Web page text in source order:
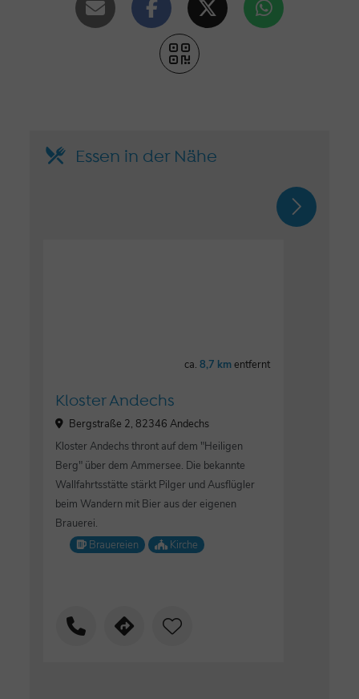
Essen in der Nähe
ca.8,7 kmentfernt
Kloster Andechs
Bergstraße 2, 82346 Andechs
Kloster Andechs thront auf dem "Heiligen
Berg" über dem Ammersee. Die bekannte
Wallfahrtsstätte stärkt Pilger und Ausflügler
beim Wandern mit Bier aus der eigenen
Brauerei.
Brauereien
Kirche